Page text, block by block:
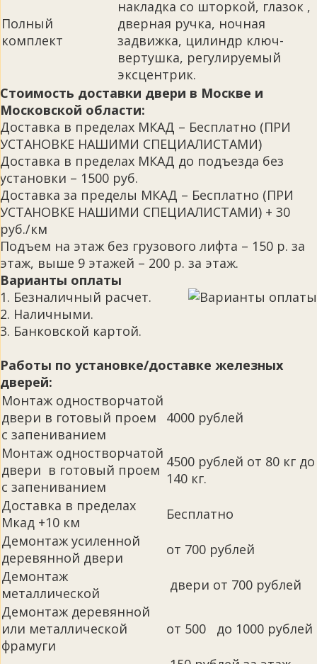
Полный
комплект
накладка со шторкой, глазок ,
дверная ручка, ночная
задвижка, цилиндр ключ-
вертушка, регулируемый
эксцентрик.
Стоимость доставки двери в Москве и
Московской области:
Доставка в пределах МКАД – Бесплатно (ПРИ
УСТАНОВКЕ НАШИМИ СПЕЦИАЛИСТАМИ)
Доставка в пределах МКАД до подъезда без
установки – 1500 руб.
Доставка за пределы МКАД – Бесплатно (ПРИ
УСТАНОВКЕ НАШИМИ СПЕЦИАЛИСТАМИ) + 30
руб./км
Подъем на этаж без грузового лифта – 150 р. за
этаж, выше 9 этажей – 200 р. за этаж.
Варианты оплаты
1. Безналичный расчет.
2. Наличными.
3. Банковской картой.
Работы по установке/доставке железных
дверей:
Монтаж одностворчатой
двери в готовый проем
с запениванием
4000 рублей
Монтаж одностворчатой
двери в готовый проем
с запениванием
4500 рублей от 80 кг до
140 кг.
Доставка в пределах
Мкад +10 км
Бесплатно
Демонтаж усиленной
деревянной двери
от 700 рублей
Демонтаж
металлической
двери от 700 рублей
Демонтаж деревянной
или металлической
фрамуги
от 500 до 1000 рублей